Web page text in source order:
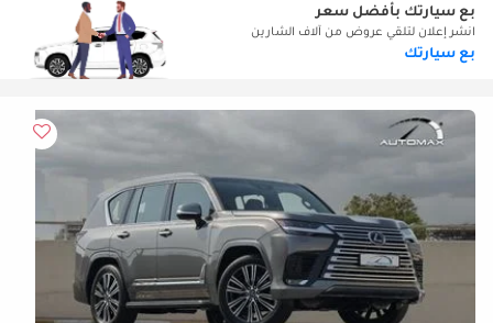
بع سيارتك بأفضل سعر
انشر إعلان لتلقي عروض من آلاف الشارين
بع سيارتك